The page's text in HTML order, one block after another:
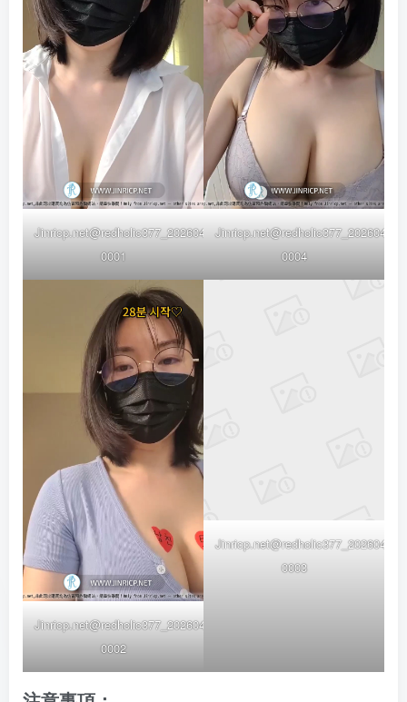
Jinricp.net@redholic377_20260423_VIP-
0001
0004
Jinricp.net@redholic377_20260425_VIP-
0002
0003